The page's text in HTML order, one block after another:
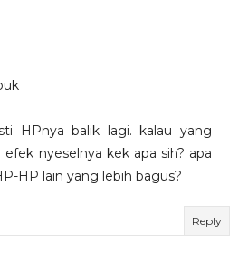
HPnya balik lagi. kalau yang
nyeselnya kek apa sih? apa
HP lain yang lebih bagus?
Reply